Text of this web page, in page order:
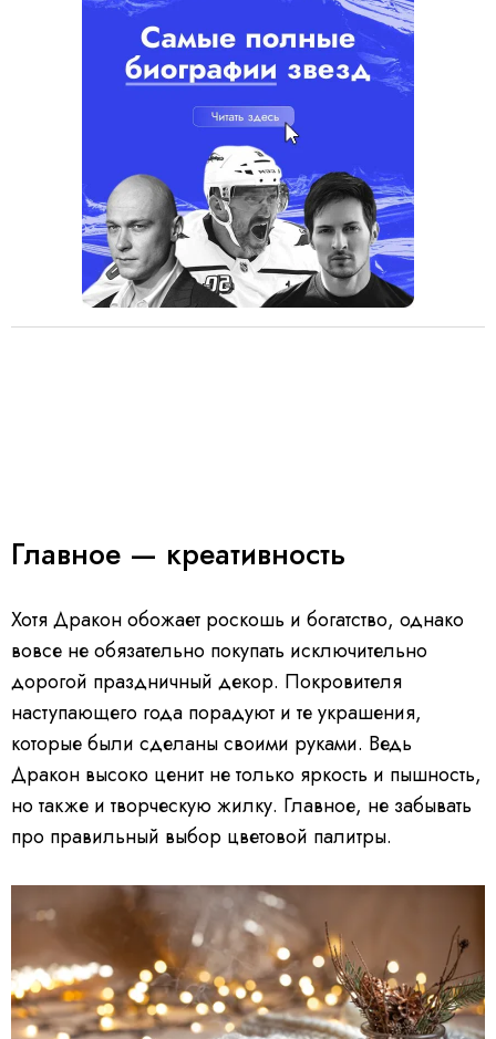
Главное — креативность
Хотя Дракон обожает роскошь и богатство, однако
вовсе не обязательно покупать исключительно
дорогой праздничный декор. Покровителя
наступающего года порадуют и те украшения,
которые были сделаны своими руками. Ведь
Дракон высоко ценит не только яркость и пышность,
но также и творческую жилку. Главное, не забывать
про правильный выбор цветовой палитры.